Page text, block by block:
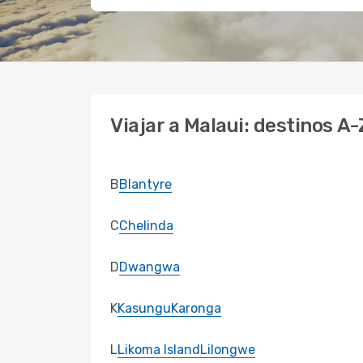
Viajar a Malaui: destinos A-
BBlantyre
CChelinda
DDwangwa
KKasunguKaronga
LLikoma IslandLilongwe